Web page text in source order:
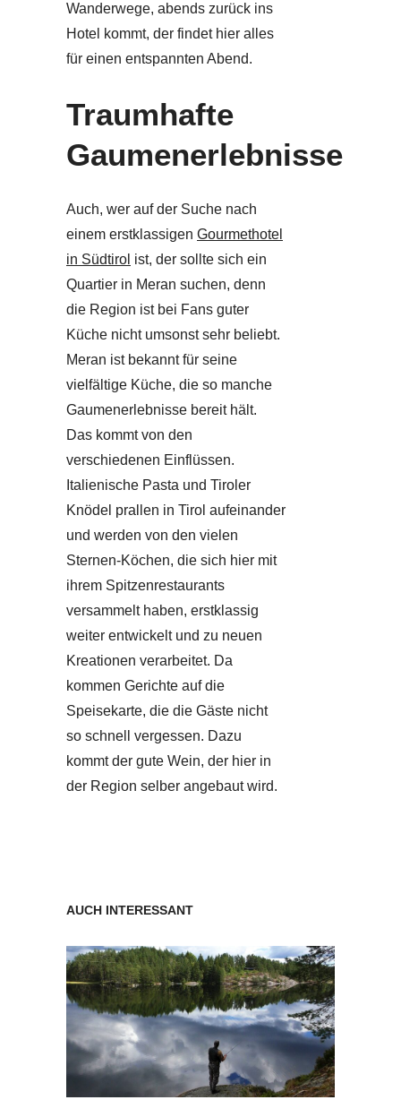
Wanderwege, abends zurück ins
Hotel kommt, der findet hier alles
für einen entspannten Abend.
Traumhafte
Gaumenerlebnisse
Auch, wer auf der Suche nach
einem erstklassigen Gourmethotel
in Südtirol ist, der sollte sich ein
Quartier in Meran suchen, denn
die Region ist bei Fans guter
Küche nicht umsonst sehr beliebt.
Meran ist bekannt für seine
vielfältige Küche, die so manche
Gaumenerlebnisse bereit hält.
Das kommt von den
verschiedenen Einflüssen.
Italienische Pasta und Tiroler
Knödel prallen in Tirol aufeinander
und werden von den vielen
Sternen-Köchen, die sich hier mit
ihrem Spitzenrestaurants
versammelt haben, erstklassig
weiter entwickelt und zu neuen
Kreationen verarbeitet. Da
kommen Gerichte auf die
Speisekarte, die die Gäste nicht
so schnell vergessen. Dazu
kommt der gute Wein, der hier in
der Region selber angebaut wird.
AUCH INTERESSANT